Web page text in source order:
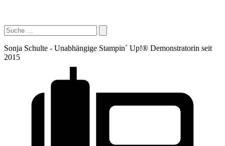
Sonja Schulte - Unabhängige Stampin´ Up!® Demonstratorin seit
2015